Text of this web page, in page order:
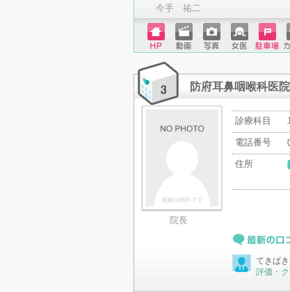
今手 祐二
ホーム
ページ
動画 写真 女医 駐車場
防府耳鼻咽喉科医院
院長
診療科目
電話番号
住所
最新の口コミ
てきぱき
評価・